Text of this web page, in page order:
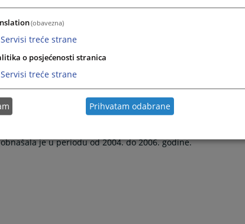
1997. godine do 2013. godine kada je penzionisana. Prije
1992. do 1997. godine;
do 1992. godine;
do 1989. godine;
godine.
i pravnog sektora obavljala je u Industriji obuće i kožne
je u periodu od 2004. do 2006. godine.
(obavezna)
Servisi treće strane
o posjećenosti stranica
Servisi treće strane
Prihvatam odabrane